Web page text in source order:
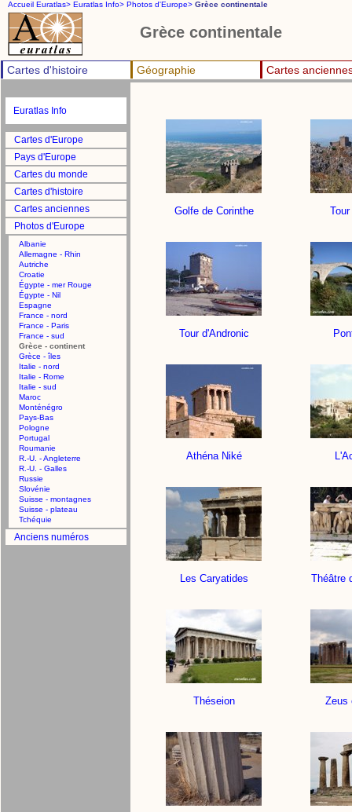
Accueil Euratlas> Euratlas Info> Photos d'Europe> Grèce continentale
Grèce continentale
Cartes d'histoire Géographie Cartes
Euratlas Info
Cartes d'Europe
Pays d'Europe
Cartes du monde
Cartes d'histoire
Cartes anciennes
Photos d'Europe
Albanie
Allemagne - Rhin
Autriche
Croatie
Égypte - mer Rouge
Égypte - Nil
Espagne
France - nord
France - Paris
France - sud
Grèce - continent
Grèce - îles
Italie - nord
Italie - Rome
Italie - sud
Maroc
Monténégro
Pays-Bas
Pologne
Portugal
Roumanie
R.-U. - Angleterre
R.-U. - Galles
Russie
Slovénie
Suisse - montagnes
Suisse - plateau
Tchéquie
Anciens numéros
Golfe de Corinthe
Tour d'Andronic
Athéna Niké
Les Caryatides Théâtre
Théseion Zeus